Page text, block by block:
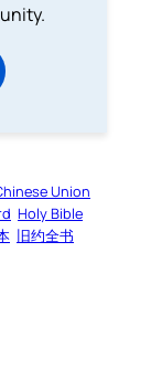
Union
Holy Bible
旧约全书